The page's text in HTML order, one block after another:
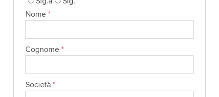
Nome *
Cognome *
Società *